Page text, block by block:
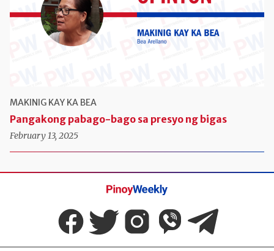
MAKINIG KAY KA BEA
Pangakong pabago-bago sa presyo ng bigas
February 13, 2025
Pinoy
Weekly